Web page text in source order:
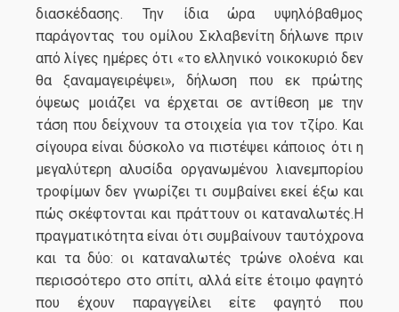
διασκέδασης. Την ίδια ώρα υψηλόβαθμος
παράγοντας του ομίλου Σκλαβενίτη δήλωνε πριν
από λίγες ημέρες ότι «το ελληνικό νοικοκυριό δεν
θα ξαναμαγειρέψει», δήλωση που εκ πρώτης
όψεως μοιάζει να έρχεται σε αντίθεση με την
τάση που δείχνουν τα στοιχεία για τον τζίρο. Και
σίγουρα είναι δύσκολο να πιστέψει κάποιος ότι η
μεγαλύτερη αλυσίδα οργανωμένου λιανεμπορίου
τροφίμων δεν γνωρίζει τι συμβαίνει εκεί έξω και
πώς σκέφτονται και πράττουν οι καταναλωτές.Η
πραγματικότητα είναι ότι συμβαίνουν ταυτόχρονα
και τα δύο: οι καταναλωτές τρώνε ολοένα και
περισσότερο στο σπίτι, αλλά είτε έτοιμο φαγητό
που έχουν παραγγείλει είτε φαγητό που